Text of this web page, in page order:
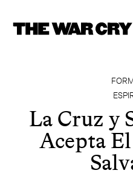
La Cruz y
Acepta